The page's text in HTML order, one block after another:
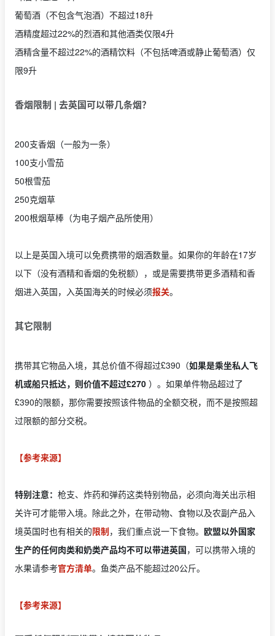
葡萄酒（不包含气泡酒）不超过18升
酒精度超过22%的烈酒和其他酒类仅限4升
酒精含量不超过22%的酒精饮料（不包括啤酒或静止葡萄酒）仅
限9升
香烟限制 | 去英国可以带几条烟？
200支香烟（一般为一条）
100支小雪茄
50根雪茄
250克烟草
200根烟草棒（为电子烟产品所使用）
以上是英国入境可以免费携带的烟酒数量。如果你的年龄在17岁
以下（没有酒精和香烟的免税额），或是需要携带更多酒精和香
烟进入英国，入英国海关的时候必须报关。
其它限制
携带其它物品入境，其总价值不得超过£390（如果是乘坐私人飞
机或船只抵达，则价值不超过£270 ）。如果单件物品超过了
£390的限额，那你需要按照该件物品的全额交税，而不是按照超
过限额的部分交税。
【参考来源】
特别注意： 枪支、炸药和弹药这类特别物品，必须向海关出示相
关许可才能带入境。除此之外，在带动物、食物以及农副产品入
境英国时也有相关的限制，我们重点说一下食物。 欧盟以外国家
生产的任何肉类和奶类产品均不可以带进英国，可以携带入境的
水果请参考官方清单。鱼类产品不能超过20公斤。
【参考来源】